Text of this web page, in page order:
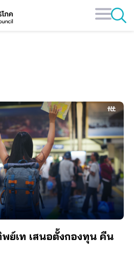
ย์เท เสนอตั้งกองทุน คืน